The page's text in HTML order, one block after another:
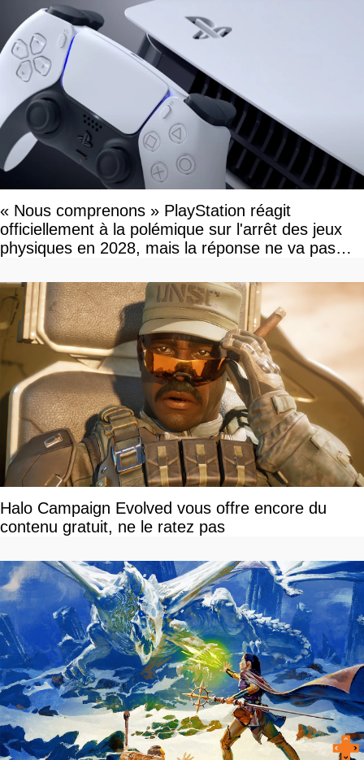
« Nous comprenons » PlayStation réagit
officiellement à la polémique sur l'arrêt des jeux
physiques en 2028, mais la réponse ne va pas
Halo Campaign Evolved vous offre encore du
contenu gratuit, ne le ratez pas